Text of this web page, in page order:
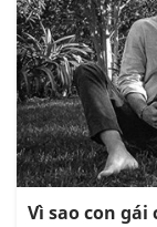
Vì sao con